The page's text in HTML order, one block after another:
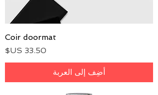
Coir doormat
السعر
أضِف إلى العربة